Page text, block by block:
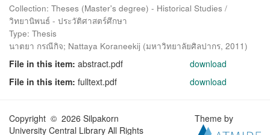
Collection: Theses (Master's degree) - Historical Studies /
วิทยานิพนธ์ - ประวัติศาสตร์ศึกษา
Type: Thesis
นาตยา กรณีกิจ; Nattaya Koraneekij (มหาวิทยาลัยศิลปากร, 2011)
File in this item: abstract.pdf
download
File in this item: fulltext.pdf download
Copyright © 2026 Silpakorn
University Central Library All Rights
Theme by